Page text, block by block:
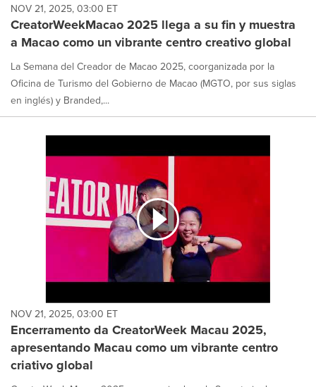
NOV 21, 2025, 03:00 ET
CreatorWeekMacao 2025 llega a su fin y muestra
a Macao como un vibrante centro creativo global
La Semana del Creador de Macao 2025, coorganizada por la
Oficina de Turismo del Gobierno de Macao (MGTO, por sus siglas
en inglés) y Branded,...
NOV 21, 2025, 03:00 ET
Encerramento da CreatorWeek Macau 2025,
apresentando Macau como um vibrante centro
criativo global